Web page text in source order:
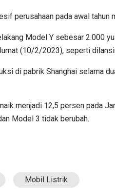
perusahaan pada awal tahun
Model Y sebesar 2.000
(10/2/2023), seperti
di pabrik Shanghai selama
menjadi 12,5 persen pada
Model 3 tidak berubah.
Mobil Listrik